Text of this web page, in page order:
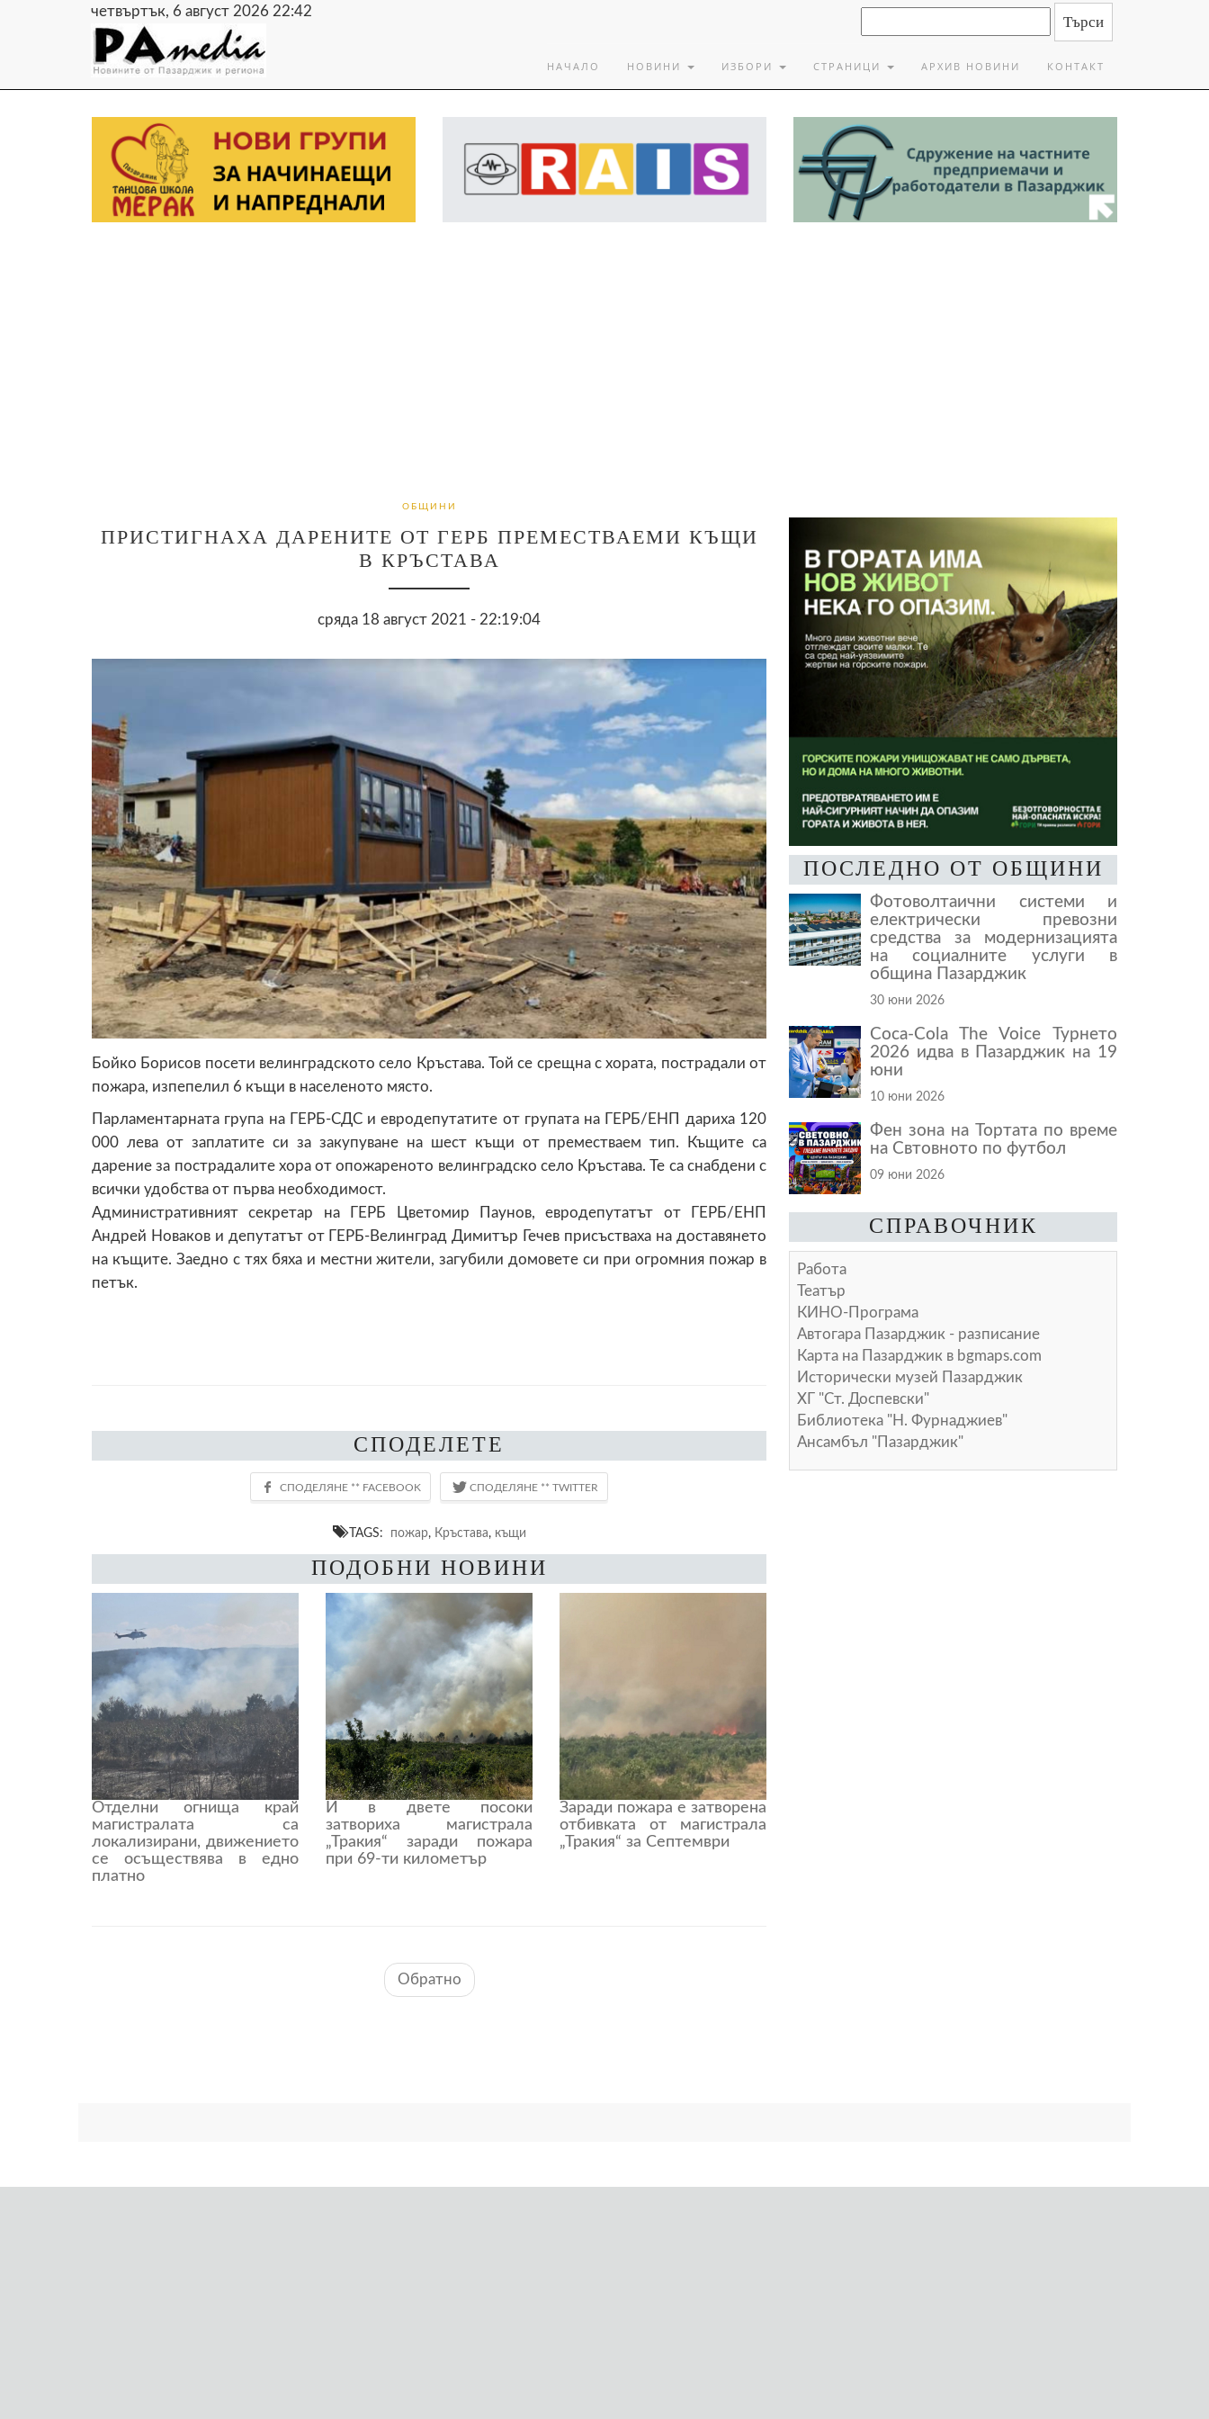
четвъртък, 6 август 2026 22:42
НАЧАЛО НОВИНИ ИЗБОРИ СТРАНИЦИ АРХИВ НОВИНИ КОНТАКТ
ОБЩИНИ
ПРИСТИГНАХА ДАРЕНИТЕ ОТ ГЕРБ ПРЕМЕСТВАЕМИ КЪЩИ
В КРЪСТАВА
сряда 18 август 2021 - 22:19:04
Бойко Борисов посети велинградското село Кръстава. Той се срещна с хората, пострадали от
пожара, изпепелил 6 къщи в населеното място.
Парламентарната група на ГЕРБ-СДС и евродепутатите от групата на ГЕРБ/ЕНП дариха 120
000 лева от заплатите си за закупуване на шест къщи от преместваем тип. Къщите са
дарение за пострадалите хора от опожареното велинградско село Кръстава. Те са снабдени с
всички удобства от първа необходимост.
Административният секретар на ГЕРБ Цветомир Паунов, евродепутатът от ГЕРБ/ЕНП
Андрей Новаков и депутатът от ГЕРБ-Велинград Димитър Гечев присъстваха на доставянето
на къщите. Заедно с тях бяха и местни жители, загубили домовете си при огромния пожар в
петък.
СПОДЕЛЕТЕ
TAGS: пожар, Кръстава, къщи
ПОДОБНИ НОВИНИ
Отделни огнища край
магистралата са
локализирани, движението
се осъществява в едно
платно
И в двете посоки
затвориха магистрала
„Тракия“ заради пожара
при 69-ти километър
Заради пожара е затворена
отбивката от магистрала
„Тракия“ за Септември
Обратно
ПОСЛЕДНО ОТ ОБЩИНИ
Фотоволтаични системи и
електрически превозни
средства за модернизацията
на социалните услуги в
община Пазарджик
30 юни 2026
Coca-Cola The Voice Турнето
2026 идва в Пазарджик на 19
юни
10 юни 2026
Фен зона на Тортата по време
на Свтовното по футбол
09 юни 2026
СПРАВОЧНИК
Работа
Театър
КИНО-Програма
Автогара Пазарджик - разписание
Карта на Пазарджик в bgmaps.com
Исторически музей Пазарджик
ХГ "Ст. Доспевски"
Библиотека "Н. Фурнаджиев"
Ансамбъл "Пазарджик"